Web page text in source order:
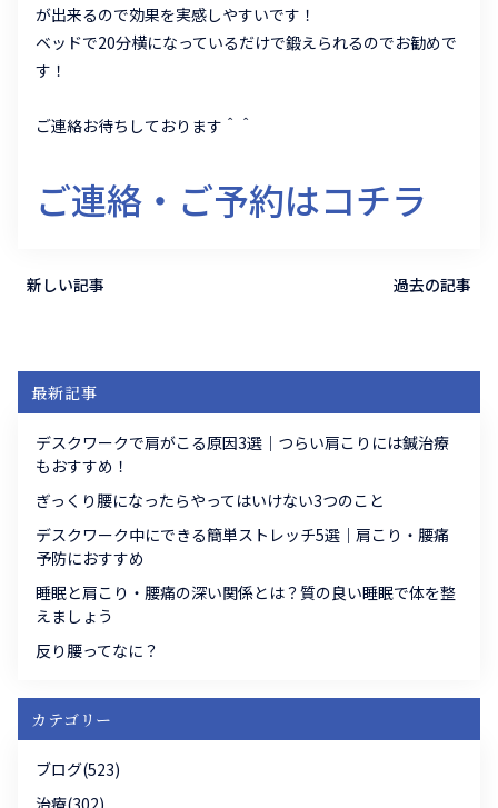
が出来るので効果を実感しやすいです！
ベッドで20分横になっているだけで鍛えられるのでお勧めで
す！
ご連絡お待ちしております＾＾
ご連絡・ご予約はコチラ
新しい記事 過去の記事
最新記事
デスクワークで肩がこる原因3選｜つらい肩こりには鍼治療
もおすすめ！
ぎっくり腰になったらやってはいけない3つのこと
デスクワーク中にできる簡単ストレッチ5選｜肩こり・腰痛
予防におすすめ
睡眠と肩こり・腰痛の深い関係とは？質の良い睡眠で体を整
えましょう
反り腰ってなに？
カテゴリー
ブログ(523)